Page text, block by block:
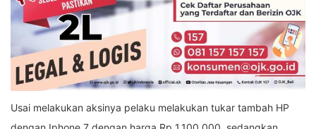
Usai melakukan aksinya pelaku melakukan tukar tambah HP